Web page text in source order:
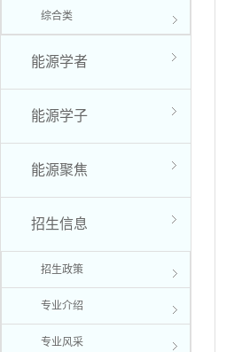
综合类
能源学者
能源学子
能源聚焦
招生信息
招生政策
专业介绍
专业风采